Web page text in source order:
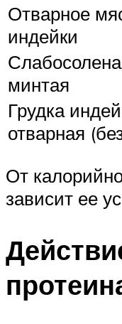
Отварное
индейки
минтая
Грудка
отварная
От
зависит ее